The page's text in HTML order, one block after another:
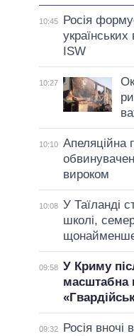
10:45
Росія
ISW
10:27
10:10 Апеляційна
вироком
10:08 У Таїланді
школі,
09:58 У Криму
масштабна
09:32
Росія вночі